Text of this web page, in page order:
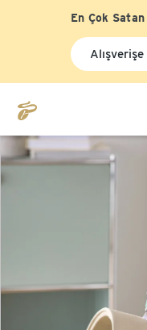
En Çok
Alışverişe